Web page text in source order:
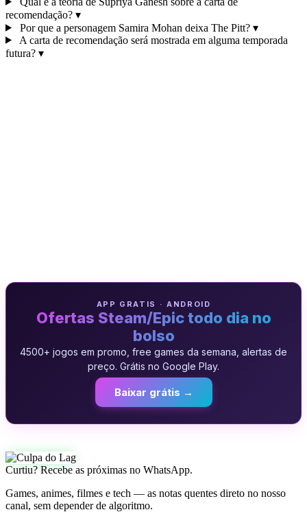
recomendação? ▾
Por que a personagem Samira Mohan deixa The Pitt? ▾
A carta de recomendação será mostrada em alguma temporada
futura? ▾
APP GRATIS · ANDROID
Ofertas Steam/Epic todo dia no
bolso
4500+ jogos em promo, free games da semana, alertas de
preço. Grátis no Google Play.
Baixar grátis →
Curtiu? Recebe as próximas no WhatsApp.
Games, animes, filmes e tech — as notas quentes direto no nosso
canal, sem depender de algoritmo.